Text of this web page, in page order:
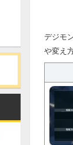
デジモ
や変え